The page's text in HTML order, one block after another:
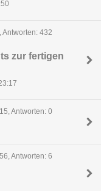
Antworten: 432
zur fertigen
Antworten: 0
Antworten: 6